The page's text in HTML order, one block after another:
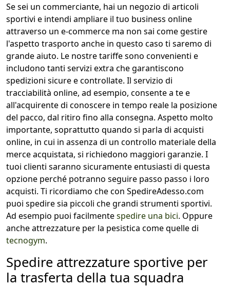
Se sei un commerciante, hai un negozio di articoli
sportivi e intendi ampliare il tuo business online
attraverso un e-commerce ma non sai come gestire
l'aspetto trasporto anche in questo caso ti saremo di
grande aiuto. Le nostre tariffe sono convenienti e
includono tanti servizi extra che garantiscono
spedizioni sicure e controllate. Il servizio di
tracciabilità online, ad esempio, consente a te e
all'acquirente di conoscere in tempo reale la posizione
del pacco, dal ritiro fino alla consegna. Aspetto molto
importante, soprattutto quando si parla di acquisti
online, in cui in assenza di un controllo materiale della
merce acquistata, si richiedono maggiori garanzie. I
tuoi clienti saranno sicuramente entusiasti di questa
opzione perché potranno seguire passo passo i loro
acquisti. Ti ricordiamo che con SpedireAdesso.com
puoi spedire sia piccoli che grandi strumenti sportivi.
Ad esempio puoi facilmentespedire una bici. Oppure
anche attrezzature per la pesistica come quelle di
tecnogym.
Spedire attrezzature sportive per
la trasferta della tua squadra